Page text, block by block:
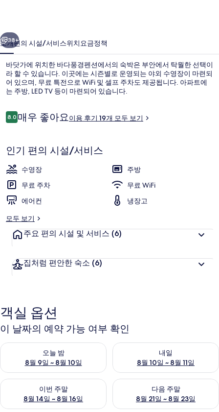
사
진
갤
러
38+
소개편의 시설/서비스위치요금정책
바닷가에 위치한 바다풍경펜션에서의 숙박은 부안에서 탁월한 선택이
라 할 수 있습니다. 이곳에는 시즌별로 운영되는 야외 수영장이 마련되
어 있으며, 무료 특전으로 WiFi 및 셀프 주차도 제공됩니다. 아파트에
는 주방, LED TV 등이 마련되어 있습니다.
이
용
기
8.010점 만점 중 8.0점.
매우 좋아요이용 후기 19개 모두 보기
인기 편의 시설/서비스
수영장
주방
무료 주차
무료 WiFi
에어컨
냉장고
모두 보기
주요 편의 시설 및 서비스 (6)
집처럼 편안한 숙소 (6)
객실 옵션
이 날짜의 예약 가능 여부 확인
오늘 밤
8월 9일 ~ 8월 10일
오늘 밤 예약 가능 여부 확인, 8월 9일 ~ 8월 10일
내일
8월 10일 ~ 8월 11일
내일 예약 가능 여부 확인, 8월
이번 주말
8월 14일 ~ 8월 16일
이번 주말 예약 가능 여부 확인, 8월 14일 ~ 8월 16일
다음 주말
8월 21일 ~ 8월 23일
다음 주말 예약 가능 여부 확인